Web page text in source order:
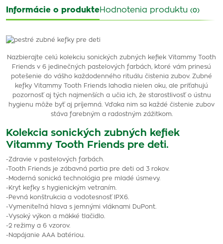
Informácie o produkteHodnotenia produktu (0)
Nazbierajte celú kolekciu sonických zubných kefiek Vitammy Tooth
Friends v 6 jedinečných pastelových farbách, ktoré vám prinesú
potešenie do vášho každodenného rituálu čistenia zubov. Zubné
kefky Vitammy Tooth Friends lahodia nielen oku, ale priťahujú
pozornosť aj tých najmenších a učia ich, že starostlivosť o ústnu
hygienu môže byť aj príjemná. Vďaka nim sa každé čistenie zubov
stáva farebným a radostným zážitkom.
Kolekcia sonických zubných kefiek
Vitammy Tooth Friends pre deti.
-Zdravie v pastelových farbách.
-Tooth Friends je zábavná partia pre deti od 3 rokov.
-Moderná sonická technológia pre mladé úsmevy.
-Kryt kefky s hygienickým vetraním.
-Pevná konštrukcia a vodotesnosť IPX6.
-Vymeniteľná hlava s jemnými vláknami DuPont.
-Vysoký výkon a mäkké tlačidlo.
-2 režimy a 6 vzorov.
-Napájanie AAA batériou.